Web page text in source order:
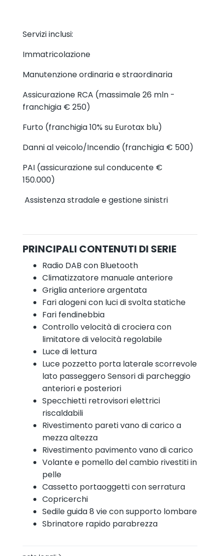
Servizi inclusi:
Immatricolazione
Manutenzione ordinaria e straordinaria
Assicurazione RCA (massimale 26 mln -
franchigia € 250)
Furto (franchigia 10% su Eurotax blu)
Danni al veicolo/Incendio (franchigia € 500)
PAI (assicurazione sul conducente €
150.000)
Assistenza stradale e gestione sinistri
PRINCIPALI CONTENUTI DI SERIE
Radio DAB con Bluetooth
Climatizzatore manuale anteriore
Griglia anteriore argentata
Fari alogeni con luci di svolta statiche
Fari fendinebbia
Controllo velocità di crociera con
limitatore di velocità regolabile
Luce di lettura
Luce pozzetto porta laterale scorrevole
lato passeggero Sensori di parcheggio
anteriori e posteriori
Specchietti retrovisori elettrici
riscaldabili
Rivestimento pareti vano di carico a
mezza altezza
Rivestimento pavimento vano di carico
Volante e pomello del cambio rivestiti in
pelle
Cassetto portaoggetti con serratura
Copricerchi
Sedile guida 8 vie con supporto lombare
Sbrinatore rapido parabrezza